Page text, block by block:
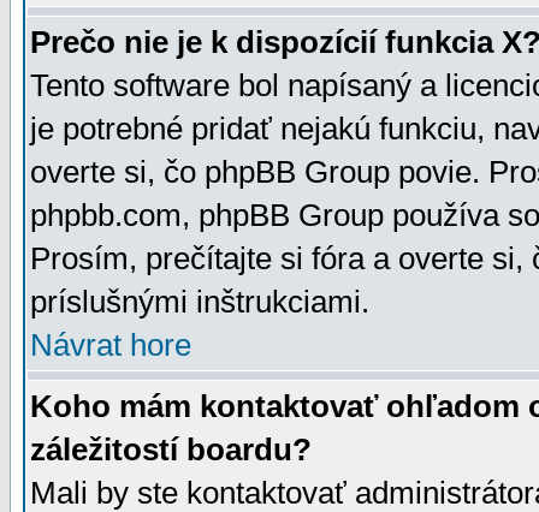
Prečo nie je k dispozícií funkcia
Tento software bol napísaný a
je potrebné pridať nejakú funkciu,
overte si, čo phpBB Group povie.
phpbb.com, phpBB Group používa
Prosím, prečítajte si fóra a overte
príslušnými inštrukciami.
Návrat hore
Koho mám kontaktovať ohľadom
záležitostí boardu?
Mali by ste kontaktovať